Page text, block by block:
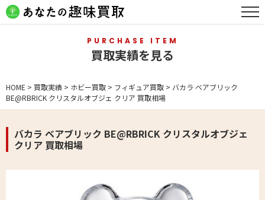
PURCHASE ITEM
買取実績を見る
HOME > 買取実績 > ホビー買取 > フィギュア買取 > バカラ ベアブリック
BE@RBRICK クリスタルオブジェ クリア 買取相場
バカラ ベアブリック BE@RBRICK クリスタルオブジェ
クリア 買取相場